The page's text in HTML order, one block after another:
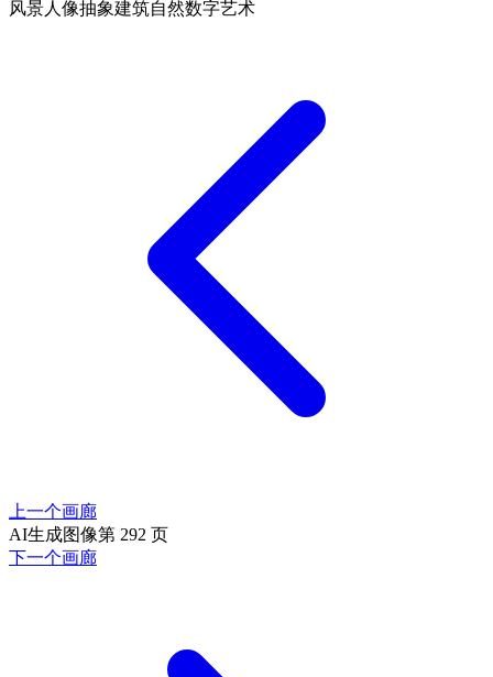
风景人像抽象建筑自然数字艺术
上一个画廊
AI生成图像第 292 页
下一个画廊